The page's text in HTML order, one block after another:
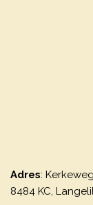
Adres:
8484 KC,